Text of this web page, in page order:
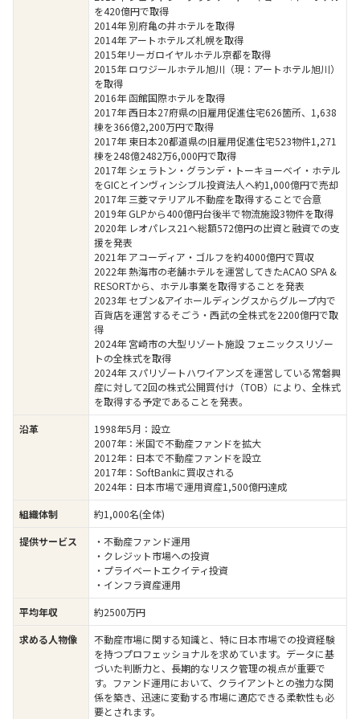
を420億円で取得
2014年 別府亀の井ホテルを取得
2014年 アートホテルズ札幌を取得
2015年リーガロイヤルホテル京都を取得
2015年 ロワジールホテル旭川（現：アートホテル旭川）
を取得
2016年 函館国際ホテルを取得
2017年 西日本27府県の旧雇用促進住宅626箇所、1,638
棟を366億2,200万円で取得
2017年 東日本20都道県の旧雇用促進住宅523物件1,271
棟を248億2482万6,000円で取得
2017年 シェラトン・グランデ・トーキョーベイ・ホテル
をGICとインヴィンシブル投資法人へ約1,000億円で売却
2017年 三菱マテリアル不動産を取得することで合意
2019年 GLPから400億円台後半で物流施設3物件を取得
2020年 レオパレス21へ総額572億円の出資と融資での支
援を発表
2021年 アコーディア・ゴルフを約4000億円で買収
2022年 熱海市の老舗ホテルを運営してきたACAO SPA &
RESORTから、ホテル事業を取得することを発表
2023年 セブン&アイホールディングスからグループ内で
百貨店を運営するそごう・西武の全株式を2200億円で取
得
2024年 宮崎市の大型リゾート施設 フェニックスリゾー
トの全株式を取得
2024年 スパリゾートハワイアンズを運営している常磐興
産に対して2回の株式公開買付け（TOB）により、全株式
を取得する予定であることを発表。
沿革
1998年5月：設立
2007年：米国で不動産ファンドを拡大
2012年：日本で不動産ファンドを設立
2017年：SoftBankに買収される
2024年：日本市場で運用資産1,500億円達成
組織体制 約1,000名(全体)
提供サービス
・不動産ファンド運用
・クレジット市場への投資
・プライベートエクイティ投資
・インフラ資産運用
平均年収 約2500万円
求める人物像
不動産市場に関する知識と、特に日本市場での投資経験
を持つプロフェッショナルを求めています。データに基
づいた判断力と、長期的なリスク管理の視点が重要で
す。ファンド運用において、クライアントとの強力な関
係を築き、迅速に変動する市場に適応できる柔軟性も必
要とされます。